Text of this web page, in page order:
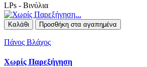
LPs - Βινύλια
Καλάθι Προσθήκη στα αγαπημένα
Πάνος Βλάχος
Χωρίς Παρεξήγηση